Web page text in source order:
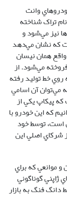
وانت
تراک شناخته
نيز مي‌شود و
که نشان مي‌دهد
همان نيسان
فروخته مي‌شود. از
خط توليد رفته
مي‌توان آن اسامي
که پيکاپ يکي از
که اين خودرو با
است، توسط خود
شرکاي اصلي اين
موانعي که براي
ژاپني گوناگوني
دانگ فنگ به بازار